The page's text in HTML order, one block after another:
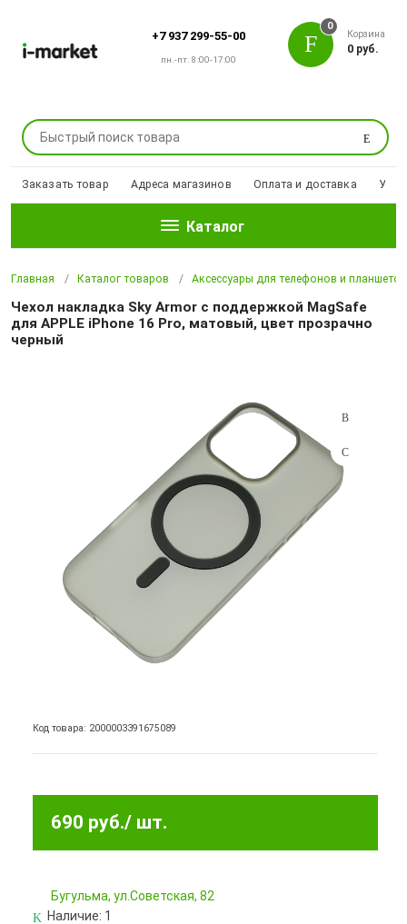
+7 937 299-55-00
пн.-пт. 8:00-17:00
Поиск
0
Корзина
0 руб.
Заказать товар Адреса магазинов Оплата и доставка
Каталог
Главная Каталог товаров Аксессуары для телефонов и планшетов
Чехол накладка Sky Armor с поддержкой MagSafe
для APPLE iPhone 16 Pro, матовый, цвет прозрачно
черный
Код товара: 2000003391675089
690 руб./ шт.
Бугульма, ул.Советская, 82
Наличие: 1